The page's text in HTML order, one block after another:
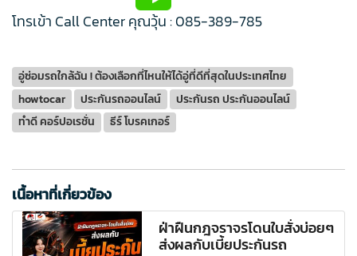
โทรเข้า Call Center คุณวุ้น : 085-389-785
อู่ซ่อมรถใกล้ฉัน ! ต้องเลือกที่ไหนให้ได้อู่ที่ดีที่สุดในประเทศไทย
howtocar
ประกันรถออนไลน์
ประกันรถ ประกันออนไลน์
ทำดี คอร์ปอเรชั่น
ธีร์ โบรคเกอร์
เนื้อหาที่เกี่ยวข้อง
ฝ่าฝืนกฎจราจรโดนใบสั่งบ่อยๆ
ส่งผลกับเบี้ยประกันรถ